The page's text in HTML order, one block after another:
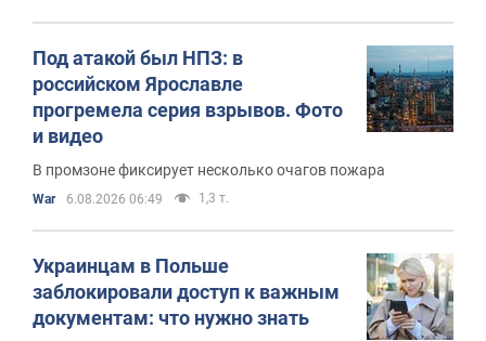
Под атакой был НПЗ: в
российском Ярославле
прогремела серия взрывов. Фото
и видео
В промзоне фиксирует несколько очагов пожара
War 6.08.2026 06:49 1,3 т.
Украинцам в Польше
заблокировали доступ к важным
документам: что нужно знать